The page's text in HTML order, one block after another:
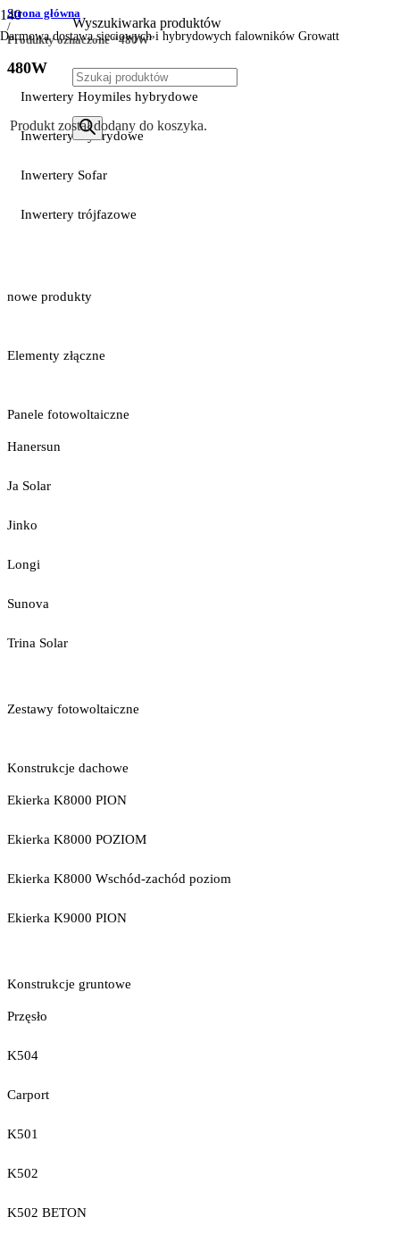
Darmowa dostawa sieciowych i hybrydowych falowników Growatt
Wyszukiwarka produktów
Produkt został dodany do koszyka.
Strona główna
/
Produkty oznaczone “480W”
480W
Inwertery Hoymiles hybrydowe
Inwertery Hybrydowe
Inwertery Sofar
Inwertery trójfazowe
nowe produkty
Elementy złączne
Panele fotowoltaiczne
Hanersun
Ja Solar
Jinko
Longi
Sunova
Trina Solar
Zestawy fotowoltaiczne
Konstrukcje dachowe
Ekierka K8000 PION
Ekierka K8000 POZIOM
Ekierka K8000 Wschód-zachód poziom
Ekierka K9000 PION
Konstrukcje gruntowe
Przęsło
K504
Carport
K501
K502
K502 BETON